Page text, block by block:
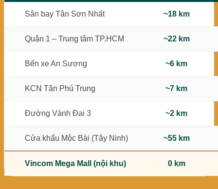
Sân bay Tân Sơn Nhất ~18 km
Quận 1 – Trung tâm TP.HCM ~22 km
Bến xe An Sương ~6 km
KCN Tân Phú Trung ~7 km
Đường Vành Đai 3 ~2 km
Cửa khẩu Mộc Bài (Tây Ninh) ~55 km
Vincom Mega Mall (nội khu) 0 km